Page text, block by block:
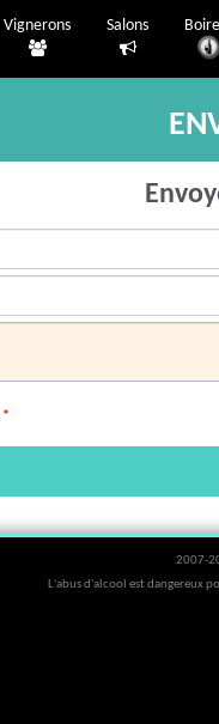
Vignerons Salons
*
2007-
L'abus d'alcool est dangereux